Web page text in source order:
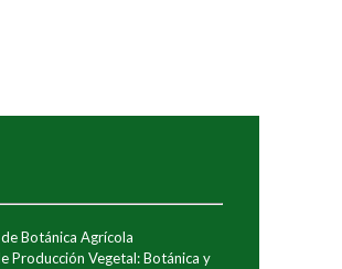
Botánica Agrícola
Producción Vegetal: Botánica y